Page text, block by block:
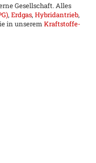
Gesellschaft. Alles
, Erdgas, Hybridantrieb,
in unserem Kraftstoffe-